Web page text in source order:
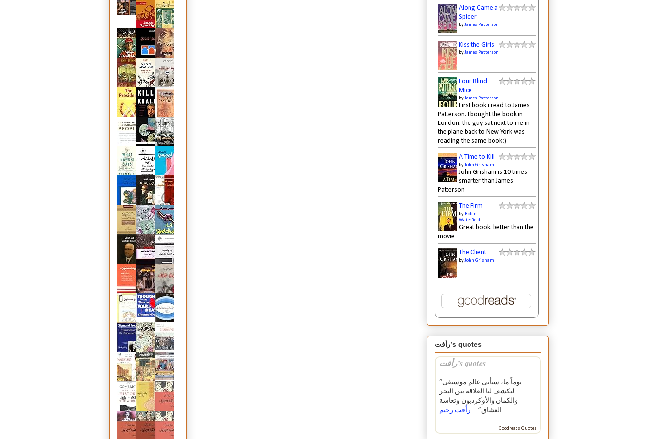
Along Came a
Spider
byJames Patterson
Kiss the Girls
byJames Patterson
Four Blind
Mice
byJames Patterson
First book i read to James
Patterson. I bought the book in
London. the guy sat next to me in
the plane back to New York was
reading the same book:)
A Time to Kill
byJohn Grisham
John Grisham is 10 times
smarter than James
Patterson
The Firm
by Robin
Waterfield
Great book. better than the
movie
The Client
byJohn Grisham
رأفت’s quotes
رأفت’s quotes
“يوماً ما، سيأتى عالم موسيقى
ليكشف لنا العلاقة بين البحر
والكمان والأوكرديون وتعاسة
العشاق” —رأفت رحيم
Goodreads Quotes